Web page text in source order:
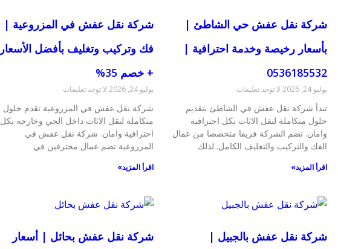
شركة نقل عفش حي الشاطئ |
بأسعار رخيصة وخدمة احترافية |
0536185532
يوليو 24, 2026 لا توجد تعليقات
تبدأ شركة نقل عفش في الشاطئ بتقديم
حلول متكاملة لنقل الاثاث بكل احترافية
وامان. تضم الشركة فريقا متخصصا من عمال
الفك والتركيب والتغليف الكامل. لذلك
اقرأ المزيد»
شركة نقل عفش في المزروعية |
فك وتركيب وتغليف بأفضل الأسعار
+ خصم 35%
يوليو 24, 2026 لا توجد تعليقات
شركة نقل عفش في المزروعية تقدم حلول
متكاملة لنقل الاثاث داخل الحي وخارجه بكل
احترافية وامان. شركة نقل عفش في
المزروعية تضم عمال محترفين في
اقرأ المزيد»
شركة نقل عفش بالجبيل |
شركة نقل عفش بحائل | أسعار